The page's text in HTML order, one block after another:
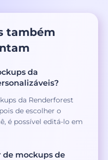
também
da
da Renderforest
de escolher o
é possível editá-lo em
de mockups de